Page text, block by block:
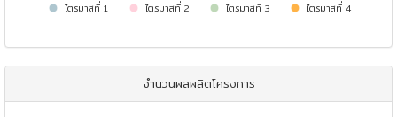
ไตรมาสที่ 1 ไตรมาสที่ 2 ไตรมาสที่ 3 ไตรมาสที่ 4
จำนวนผลผลิตโครงการ